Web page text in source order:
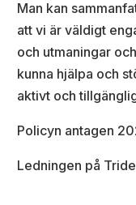
Man kan
att vi är väldigt
och utmaningar
kunna hjälpa och
aktivt och
Policyn antagen
Ledningen på